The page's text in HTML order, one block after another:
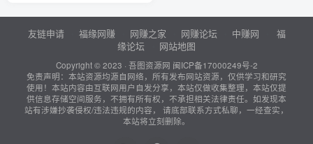
友链申请 福缘网赚 网赚之家 网赚论坛 中赚网
福
缘论坛
网站地图
Copyright © 2023 · 吾图资源网 闽ICP备17000249号-2
免责声明：本站资源均源自网络，所有发布网站资源，仅供学习和研究
使用！本站内容由互联网用户自发分享，本站仅做收集整理，本站仅提
供信息存储空间服务，不拥有所有权，不承担相关法律责任。如发现本
站有涉嫌抄袭侵权/违法违规的内容， 请底部联系方式私聊，一经查实，
本站将立刻删除。